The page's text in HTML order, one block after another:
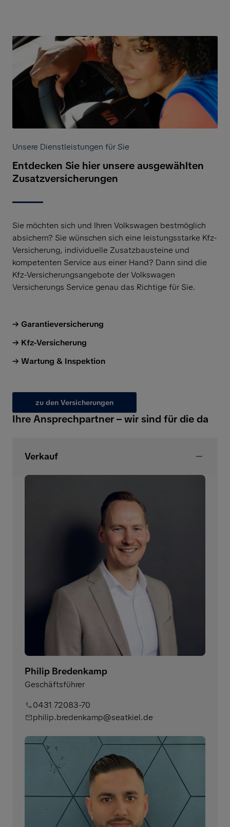
Unsere Dienstleistungen für Sie
Entdecken Sie hier unsere ausgewählten
Zusatzversicherungen
Sie möchten sich und Ihren Volkswagen bestmöglich
absichern? Sie wünschen sich eine leistungsstarke Kfz-
Versicherung, individuelle Zusatzbausteine und
kompetenten Service aus einer Hand? Dann sind die
Kfz-Versicherungsangebote derVolkswagen
Versicherungs Service genau das Richtige für Sie.
Garantieversicherung
Kfz-Versicherung
Wartung & Inspektion
zu den Versicherungen
Ihre Ansprechpartner – wir sind für die da
Verkauf
Philip Bredenkamp
Geschäftsführer
0431 72083-70
philip.bredenkamp@seatkiel.de